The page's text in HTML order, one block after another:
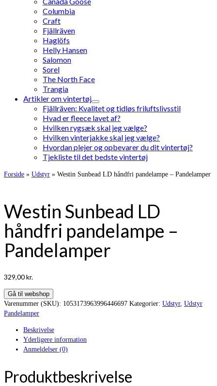
Columbia
Craft
Fjällräven
Haglöfs
Helly Hansen
Salomon
Sorel
The North Face
Trangia
Artikler om vintertøj
Fjällräven: Kvalitet og tidløs friluftslivsstil
Hvad er fleece lavet af?
Hvilken rygsæk skal jeg vælge?
Hvilken vinterjakke skal jeg vælge?
Hvordan plejer og opbevarer du dit vintertøj?
Tjekliste til det bedste vintertøj
Forside » Udstyr » Westin Sunbead LD håndfri pandelampe – Pandelamper
Westin Sunbead LD
håndfri pandelampe –
Pandelamper
329,00kr.
Gå til webshop
Varenummer (SKU): 1053173963996446697 Kategorier: Udstyr, Udstyr
Pandelamper
Beskrivelse
Yderligere information
Anmeldelser (0)
Produktbeskrivelse